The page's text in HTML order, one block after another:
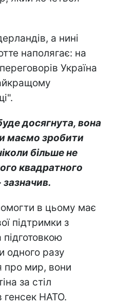
а нині
наполягає: на
Україна
досягнута, вона
маємо зробити
більше не
квадратного
зазначив.
в цьому має
підтримки з
підготовкою
одного разу
про мир, вони
за стіл
генсек НАТО.